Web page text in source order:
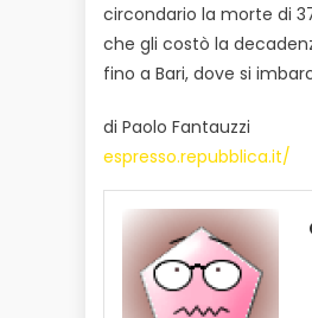
circondario la morte di
che gli costò la
fino a Bari, dove si
di Paolo Fantauzzi
espresso.repubblica.it/